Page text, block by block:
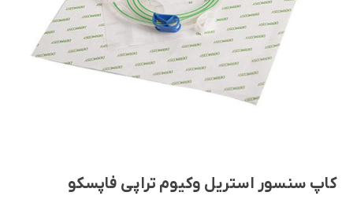
کاپ سنسور استریل وکیوم تراپی فاپسکو